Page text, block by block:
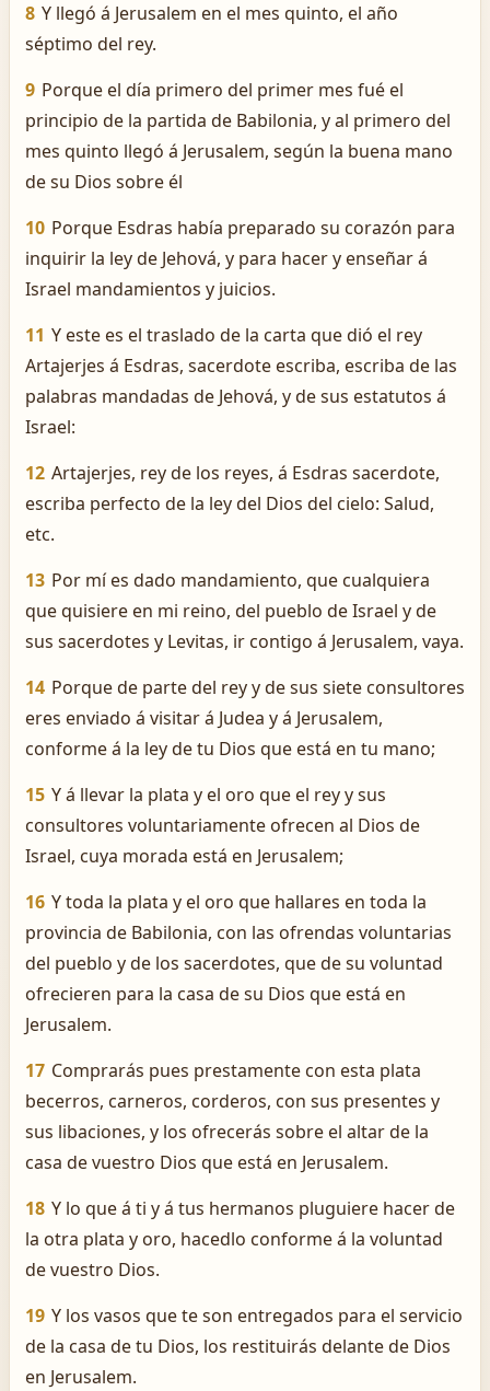
8 Y llegó á Jerusalem en el mes quinto, el año
séptimo del rey.
9 Porque el día primero del primer mes fué el
principio de la partida de Babilonia, y al primero del
mes quinto llegó á Jerusalem, según la buena mano
de su Dios sobre él
10 Porque Esdras había preparado su corazón para
inquirir la ley de Jehová, y para hacer y enseñar á
Israel mandamientos y juicios.
11 Y este es el traslado de la carta que dió el rey
Artajerjes á Esdras, sacerdote escriba, escriba de las
palabras mandadas de Jehová, y de sus estatutos á
Israel:
12 Artajerjes, rey de los reyes, á Esdras sacerdote,
escriba perfecto de la ley del Dios del cielo: Salud,
etc.
13 Por mí es dado mandamiento, que cualquiera
que quisiere en mi reino, del pueblo de Israel y de
sus sacerdotes y Levitas, ir contigo á Jerusalem, vaya.
14 Porque de parte del rey y de sus siete consultores
eres enviado á visitar á Judea y á Jerusalem,
conforme á la ley de tu Dios que está en tu mano;
15 Y á llevar la plata y el oro que el rey y sus
consultores voluntariamente ofrecen al Dios de
Israel, cuya morada está en Jerusalem;
16 Y toda la plata y el oro que hallares en toda la
provincia de Babilonia, con las ofrendas voluntarias
del pueblo y de los sacerdotes, que de su voluntad
ofrecieren para la casa de su Dios que está en
Jerusalem.
17 Comprarás pues prestamente con esta plata
becerros, carneros, corderos, con sus presentes y
sus libaciones, y los ofrecerás sobre el altar de la
casa de vuestro Dios que está en Jerusalem.
18 Y lo que á ti y á tus hermanos pluguiere hacer de
la otra plata y oro, hacedlo conforme á la voluntad
de vuestro Dios.
19 Y los vasos que te son entregados para el servicio
de la casa de tu Dios, los restituirás delante de Dios
en Jerusalem.